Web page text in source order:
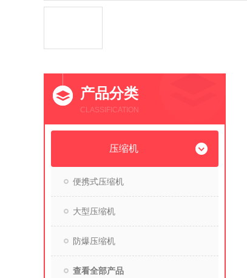
产品分类
CLASSIFICATION
压缩机
便携式压缩机
大型压缩机
防爆压缩机
查看全部产品